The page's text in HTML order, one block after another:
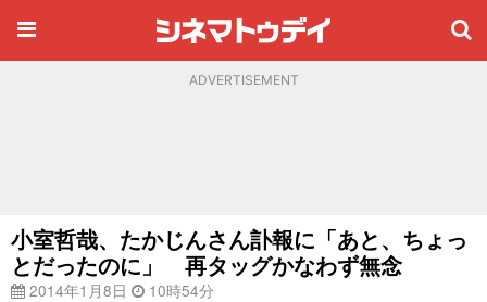
ADVERTISEMENT
小室哲哉、たかじんさん訃報に「あと、ちょっ
とだったのに」 再タッグかなわず無念
2014年1月8日 10時54分